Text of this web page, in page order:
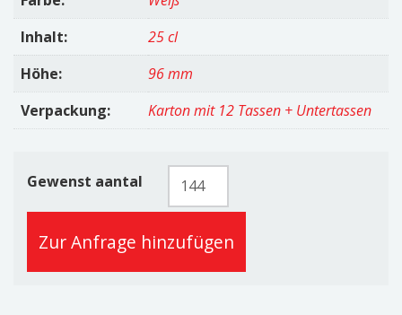
Inhalt:
25 cl
Höhe:
96 mm
Verpackung:
Karton mit 12 Tassen + Untertassen
Gewenst aantal
Becher
25cl
Zur Anfrage hinzufügen